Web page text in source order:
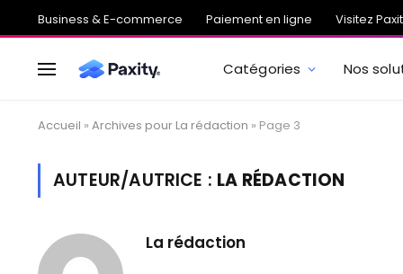
Business & E-commerce Paiement en ligne Visitez
Catégories Nos
Accueil » Archives pour La rédaction » Page 3
AUTEUR/AUTRICE : LA RÉDACTION
La rédaction